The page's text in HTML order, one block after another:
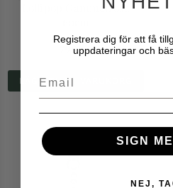
Lollipop Gammelrosa
799kr
LÄGG TILL I VARUKORG
Registrera dig för att få
uppdateringar och
Email
SIGN
NEJ,